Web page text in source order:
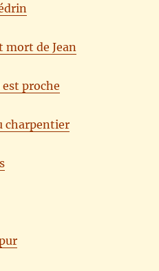
de Jean
est proche
charpentier